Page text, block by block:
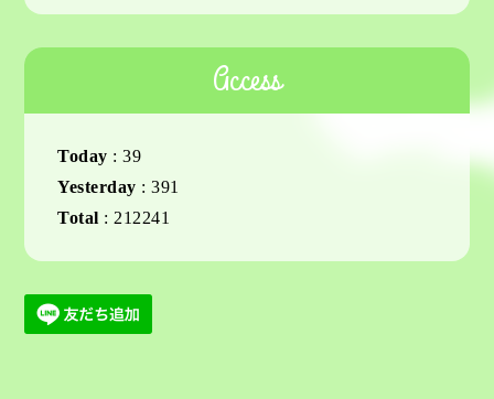
Access
Today :39
Yesterday :391
Total : 212241